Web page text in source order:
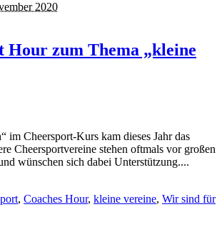
2020
Hour zum Thema „kleine
im Cheersport-Kurs kam dieses Jahr das
Cheersportvereine stehen oftmals vor großen
wünschen sich dabei Unterstützung....
, Coaches Hour, kleine vereine, Wir sind für